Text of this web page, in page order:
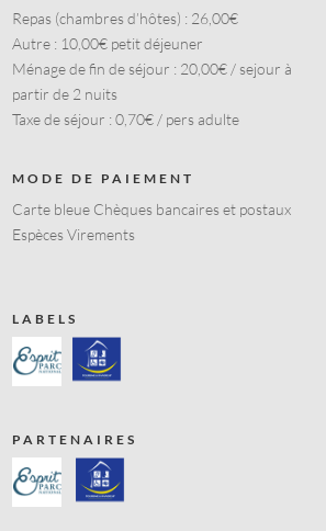
Repas (chambres d’hôtes) : 26,00€
Autre : 10,00€ petit déjeuner
Ménage de fin de séjour : 20,00€ / sejour à
partir de 2 nuits
Taxe de séjour :0,70€ / pers adulte
MODE DE PAIEMENT
Carte bleue Chèques bancaires et postaux
Espèces Virements
LABELS
PARTENAIRES